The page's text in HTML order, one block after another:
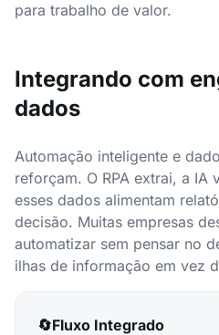
para trabalho de valor.
Integrando com
dados
Automação inteligente e
reforçam. O RPA extrai, a IA
esses dados alimentam
decisão. Muitas empresas
automatizar sem pensar no
ilhas de informação em vez
🔄Fluxo Integrado